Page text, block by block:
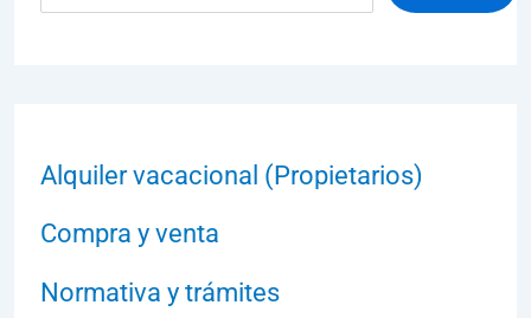
Alquiler vacacional (Propietarios)
Compra y venta
Normativa y trámites